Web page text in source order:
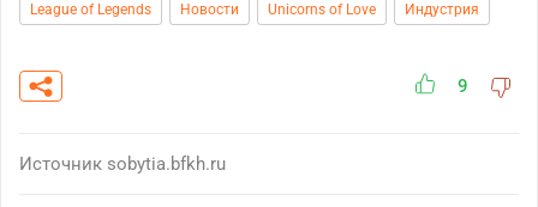
League of Legends Новости Unicorns of Love Индустрия
9
Источник sobytia.bfkh.ru